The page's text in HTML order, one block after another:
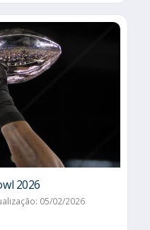
2026
05/02/2026